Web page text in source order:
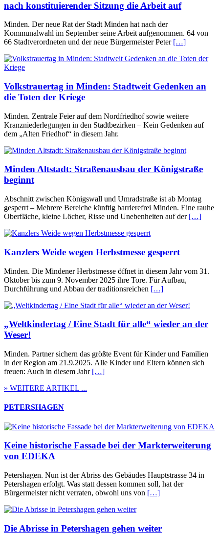
nach konstituierender Sitzung die Arbeit auf
Minden. Der neue Rat der Stadt Minden hat nach der
Kommunalwahl im September seine Arbeit aufgenommen. 64 von
66 Stadtverordneten und der neue Bürgermeister Peter […]
Volkstrauertag in Minden: Stadtweit Gedenken an
die Toten der Kriege
Minden. Zentrale Feier auf dem Nordfriedhof sowie weitere
Kranzniederlegungen in den Stadtbezirken – Kein Gedenken auf
dem „Alten Friedhof“ in diesem Jahr.
Minden Altstadt: Straßenausbau der Königstraße
beginnt
Abschnitt zwischen Königswall und Umradstraße ist ab Montag
gesperrt – Mehrere Bereiche künftig barrierefrei Minden. Eine rauhe
Oberfläche, kleine Löcher, Risse und Unebenheiten auf der […]
Kanzlers Weide wegen Herbstmesse gesperrt
Minden. Die Mindener Herbstmesse öffnet in diesem Jahr vom 31.
Oktober bis zum 9. November 2025 ihre Tore. Für Aufbau,
Durchführung und Abbau der traditionsreichen […]
„Weltkindertag / Eine Stadt für alle“ wieder an der
Weser!
Minden. Partner sichern das größte Event für Kinder und Familien
in der Region am 21.9.2025. Alle Kinder und Eltern können sich
freuen: Auch in diesem Jahr […]
» WEITERE ARTIKEL ...
PETERSHAGEN
Keine historische Fassade bei der Markterweiterung
von EDEKA
Petershagen. Nun ist der Abriss des Gebäudes Hauptstrasse 34 in
Petershagen erfolgt. Was statt dessen kommen soll, hat der
Bürgermeister nicht verraten, obwohl uns von […]
Die Abrisse in Petershagen gehen weiter